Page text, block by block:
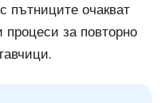
пътниците очакват
за повторно